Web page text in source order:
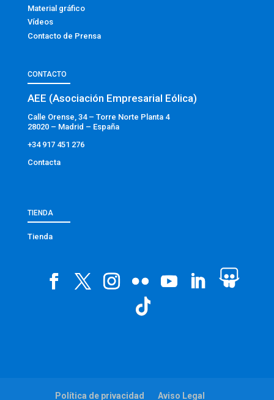
Material gráfico
Vídeos
Contacto de Prensa
CONTACTO
AEE (Asociación Empresarial Eólica)
Calle Orense, 34 – Torre Norte Planta 4
28020 – Madrid – España
+34 917 451 276
Contacta
TIENDA
Tienda
Política de privacidad Aviso Legal